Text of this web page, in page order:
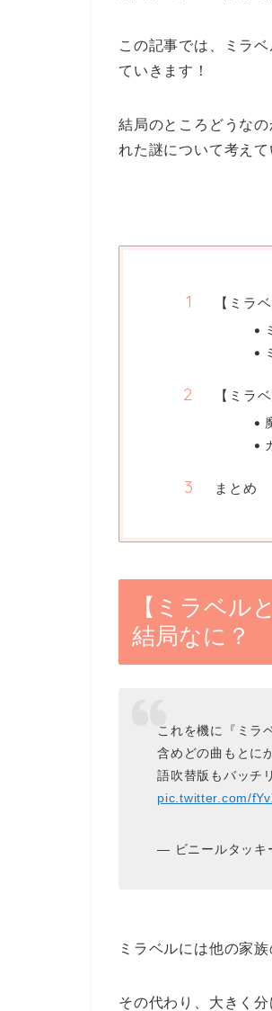
この記事では、ミラ
ていきます！
結局のところどうな
れた謎について考えて
【ミラ
【ミラ
まとめ
【ミラベル
結局なに？
これを機に『ミラ
含めどの曲もとに
語吹替版もバッチ
pic.twitter.com/
— ビニールタッキ
ミラベルには他の家
その代わり、大きく